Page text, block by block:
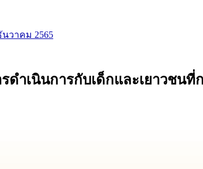
วาคม 2565
ำเนินการกับเด็กและเยาวชน